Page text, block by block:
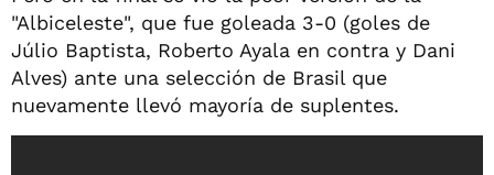
"Albiceleste", que fue goleada 3-0 (goles de
Júlio Baptista, Roberto Ayala en contra y Dani
Alves) ante una selección de Brasil que
nuevamente llevó mayoría de suplentes.